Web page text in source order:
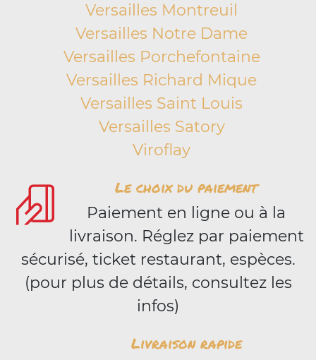
Versailles Montreuil
Versailles Notre Dame
Versailles Porchefontaine
Versailles Richard Mique
Versailles Saint Louis
Versailles Satory
Viroflay
Le choix du paiement
Paiement en ligne ou à la
livraison. Réglez par paiement
sécurisé, ticket restaurant, espèces.
(pour plus de détails, consultez les
infos)
Livraison rapide